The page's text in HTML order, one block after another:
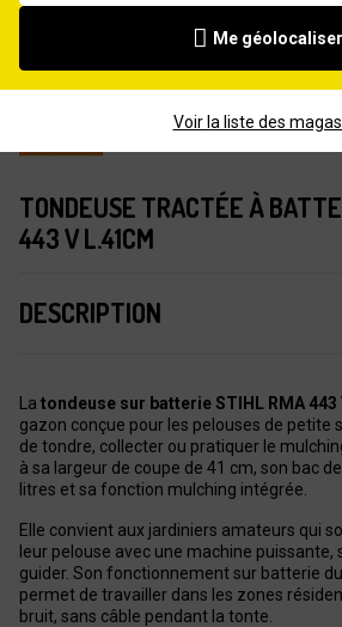
TONDEUSE TRACTÉE À
443 V L.41CM
DESCRIPTION
La tondeuse sur batterie STIHL RMA 443
gazon conçue pour les pelouses de petite
de tondre, collecter ou pratiquer le
à sa largeur de coupe de 41 cm, son bac
litres et sa fonction mulching intégrée.
Elle convient aux jardiniers amateurs qui
leur pelouse avec une machine puissante,
guider. Son fonctionnement sur batterie du
permet de travailler dans les zones
bruit, sans câble pendant la tonte.
Me géolocaliser
Voir la liste des